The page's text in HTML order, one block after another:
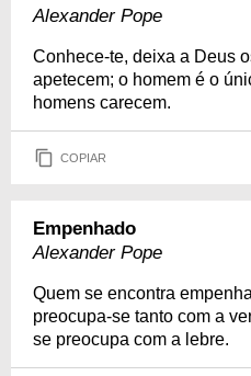
Alexander Pope
Conhece-te, deixa a Deus
apetecem; o homem é o
homens carecem.
COPIAR
Empenhado
Alexander Pope
Quem se encontra
preocupa-se tanto com a
se preocupa com a lebre.